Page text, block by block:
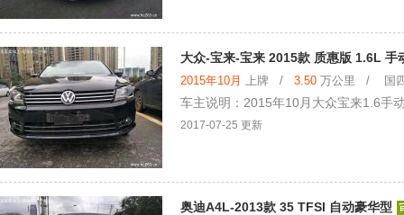
大众-宝来-宝来 2015款 质惠版 1.6L 手
2015年10月 上牌 / 3.50 万公里 / 国四
车主说明：2015年10月大众宝来1.6手
2017-07-25 更新
奥迪A4L-2013款 35 TFSI 自动豪华型